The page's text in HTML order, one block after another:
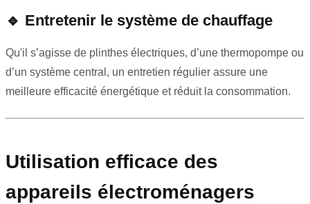
🔹 Entretenir le système de chauffage
Qu'il s’agisse de plinthes électriques, d’une thermopompe ou
d’un système central, un entretien régulier assure une
meilleure efficacité énergétique et réduit la consommation.
Utilisation efficace des
appareils électroménagers